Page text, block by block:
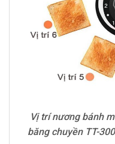
Vị trí nương bánh
băng chuyền TT-300